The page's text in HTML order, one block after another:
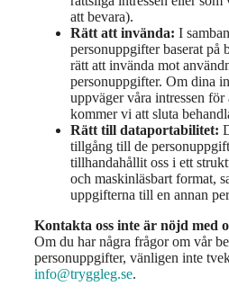
att bevara).
Rätt att invända: I
personuppgifter baserat på
rätt att invända mot
personuppgifter. Om dina
uppväger våra intressen för
kommer vi att sluta
Rätt till dataportabilitet:
tillgång till de
tillhandahållit oss i ett
och maskinläsbart format,
uppgifterna till en annan
Kontakta oss inte är nöjd med
Om du har några frågor om vår
personuppgifter, vänligen inte
info@tryggleg.se.